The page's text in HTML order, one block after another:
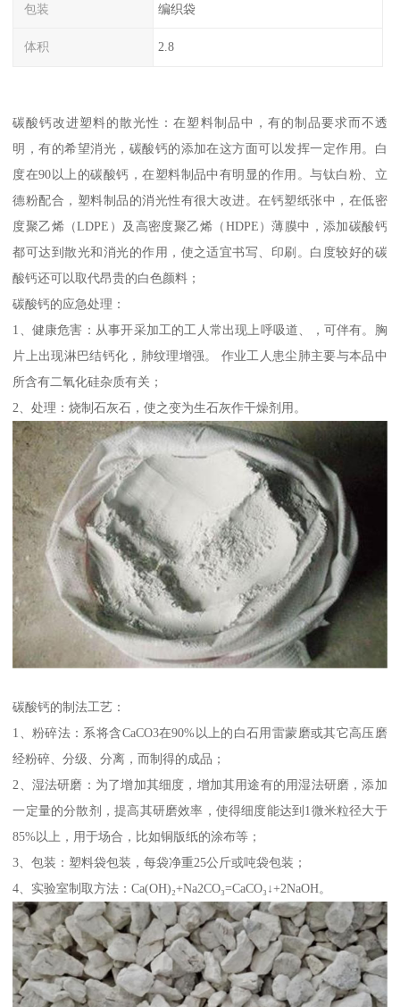
包装 编织袋
体积 2.8
碳酸钙改进塑料的散光性：在塑料制品中，有的制品要求而不透
明，有的希望消光，碳酸钙的添加在这方面可以发挥一定作用。白
度在90以上的碳酸钙，在塑料制品中有明显的作用。与钛白粉、立
德粉配合，塑料制品的消光性有很大改进。在钙塑纸张中，在低密
度聚乙烯（LDPE）及高密度聚乙烯（HDPE）薄膜中，添加碳酸钙
都可达到散光和消光的作用，使之适宜书写、印刷。白度较好的碳
酸钙还可以取代昂贵的白色颜料；
碳酸钙的应急处理：
1、健康危害：从事开采加工的工人常出现上呼吸道、，可伴有。胸
片上出现淋巴结钙化，肺纹理增强。 作业工人患尘肺主要与本品中
所含有二氧化硅杂质有关；
2、处理：烧制石灰石，使之变为生石灰作干燥剂用。
碳酸钙的制法工艺：
1、粉碎法：系将含CaCO3在90%以上的白石用雷蒙磨或其它高压磨
经粉碎、分级、分离，而制得的成品；
2、湿法研磨：为了增加其细度，增加其用途有的用湿法研磨，添加
一定量的分散剂，提高其研磨效率，使得细度能达到1微米粒径大于
85%以上，用于场合，比如铜版纸的涂布等；
3、包装：塑料袋包装，每袋净重25公斤或吨袋包装；
4、实验室制取方法：Ca(OH)₂+Na2CO₃=CaCO₃↓+2NaOH。